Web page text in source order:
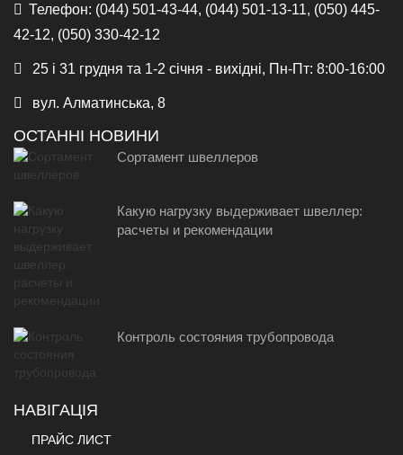
Телефон: (044) 501-43-44, (044) 501-13-11, (050) 445-
42-12, (050) 330-42-12
25 і 31 грудня та 1-2 січня - вихідні, Пн-Пт: 8:00-16:00
вул. Алматинська, 8
ОСТАННІ НОВИНИ
Сортамент швеллеров
Какую нагрузку выдерживает швеллер:
расчеты и рекомендации
Контроль состояния трубопровода
НАВІГАЦІЯ
ПРАЙС ЛИСТ